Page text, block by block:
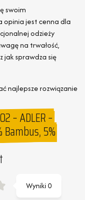
swoim
opinia jest cenna dla
odzieży
na trwałość,
jak sprawdza się
najlepsze rozwiązanie
– ADLER –
Bambus, 5%
Wyniki0